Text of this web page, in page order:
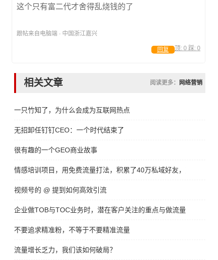
这个只有富二代才舍得乱烧钱的了
跟帖来自电脑端 · 中国浙江嘉兴
顶: 0 踩: 0
回复
相关文章 阅读更多： 网络营销
一只竹知了，为什么会成为互联网热点
无招卸任钉钉CEO：一个时代结束了
很有趣的一个GEO商业故事
情感培训项目，用免费流量打法，积累了40万私域好友，变现了
视频号的 @ 提到如何高效引流
企业做TOB与TOC业务时，潜在客户关注的重点与做流量增长方法
不要追求精准粉，不等于不要精准流量
流量增长乏力，我们该如何破局？